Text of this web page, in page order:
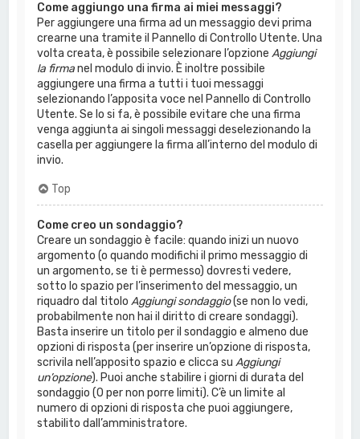
Come aggiungo una firma ai miei messaggi?
Per aggiungere una firma ad un messaggio devi prima
crearne una tramite il Pannello di Controllo Utente. Una
volta creata, è possibile selezionare l’opzioneAggiungi
la firmanel modulo di invio. È inoltre possibile
aggiungere una firma a tutti i tuoi messaggi
selezionando l’apposita voce nel Pannello di Controllo
Utente. Se lo si fa, è possibile evitare che una firma
venga aggiunta ai singoli messaggi deselezionando la
casella per aggiungere la firma all’interno del modulo di
invio.
Top
Come creo un sondaggio?
Creare un sondaggio è facile: quando inizi un nuovo
argomento (o quando modifichi il primo messaggio di
un argomento, se ti è permesso) dovresti vedere,
sotto lo spazio per l’inserimento del messaggio, un
riquadro dal titoloAggiungi sondaggio(se non lo vedi,
probabilmente non hai il diritto di creare sondaggi).
Basta inserire un titolo per il sondaggio e almeno due
opzioni di risposta (per inserire un’opzione di risposta,
scrivila nell’apposito spazio e clicca suAggiungi
un’opzione). Puoi anche stabilire i giorni di durata del
sondaggio (0 per non porre limiti). C’è un limite al
numero di opzioni di risposta che puoi aggiungere,
stabilito dall’amministratore.